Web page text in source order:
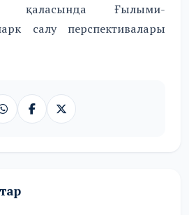
қаласында Ғылыми-
салу перспективалары